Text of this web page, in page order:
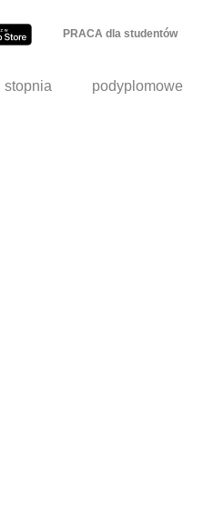
PRACA dla studentów
II stopnia podyplomowe